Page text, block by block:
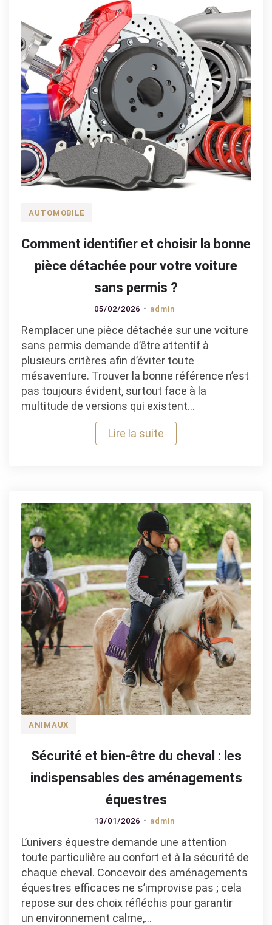
AUTOMOBILE
Comment identifier et choisir la bonne
pièce détachée pour votre voiture
sans permis ?
05/02/2026 admin
Remplacer une pièce détachée sur une voiture
sans permis demande d’être attentif à
plusieurs critères afin d’éviter toute
mésaventure. Trouver la bonne référence n’est
pas toujours évident, surtout face à la
multitude de versions qui existent…
Lire la suite
ANIMAUX
Sécurité et bien-être du cheval : les
indispensables des aménagements
équestres
13/01/2026 admin
L’univers équestre demande une attention
toute particulière au confort et à la sécurité de
chaque cheval. Concevoir des aménagements
équestres efficaces ne s’improvise pas ; cela
repose sur des choix réfléchis pour garantir
un environnement calme,…